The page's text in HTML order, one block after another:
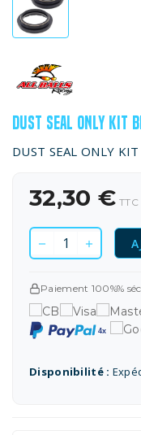
DUST SEAL ONLY KIT
DUST SEAL ONLY
32,30 € TTC
Paiement 100%%
Disponibilité :